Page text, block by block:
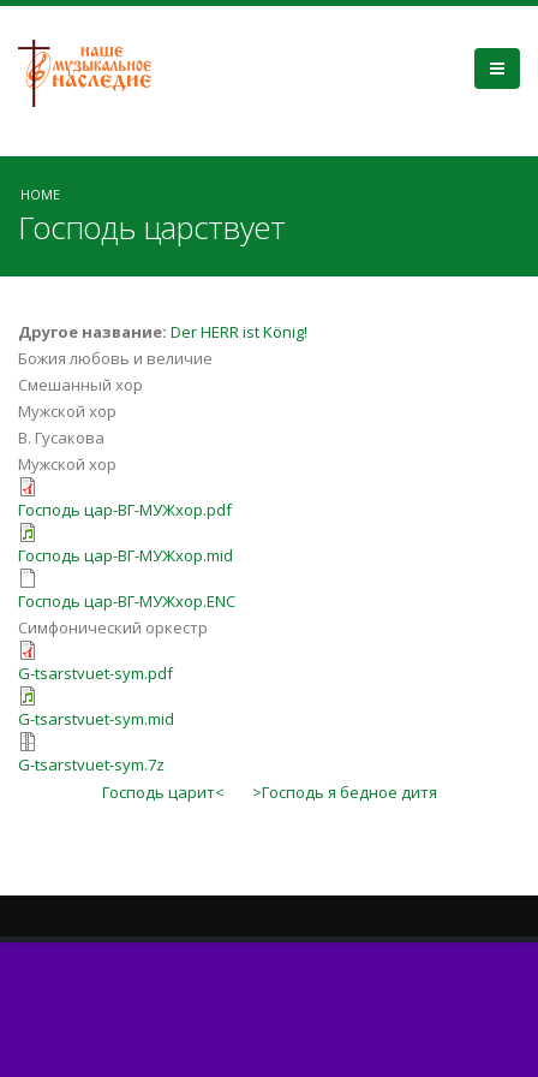
HOME
Господь царствует
Другое название: Der HERR ist König!
Божия любовь и величие
Смешанный хор
Мужской хор
В. Гусакова
Мужской хор
Господь цар-ВГ-МУЖхор.pdf
Господь цар-ВГ-МУЖхор.mid
Господь цар-ВГ-МУЖхор.ENC
Симфонический оркестр
G-tsarstvuet-sym.pdf
G-tsarstvuet-sym.mid
G-tsarstvuet-sym.7z
Господь царит<
>Господь я бедное дитя